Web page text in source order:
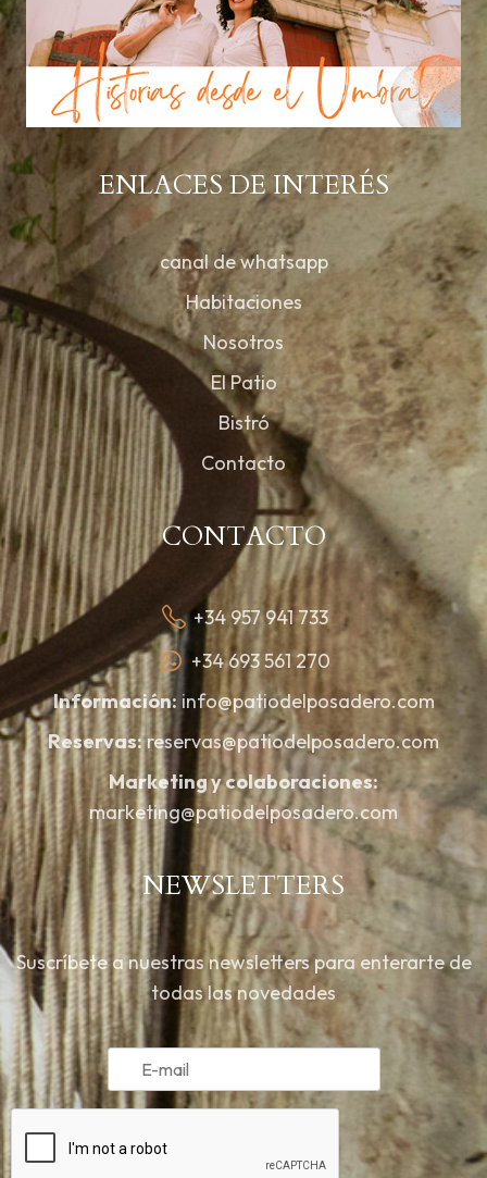
ENLACES DE INTERÉS
canal de whatsapp
Habitaciones
Nosotros
El Patio
Bistró
Contacto
CONTACTO
+34 957 941 733
+34 693 561 270
Información:info@patiodelposadero.com
Reservas:reservas@patiodelposadero.com
Marketing y colaboraciones:
marketing@patiodelposadero.com
NEWSLETTERS
Suscríbete a nuestras newsletters para enterarte de
todas las novedades